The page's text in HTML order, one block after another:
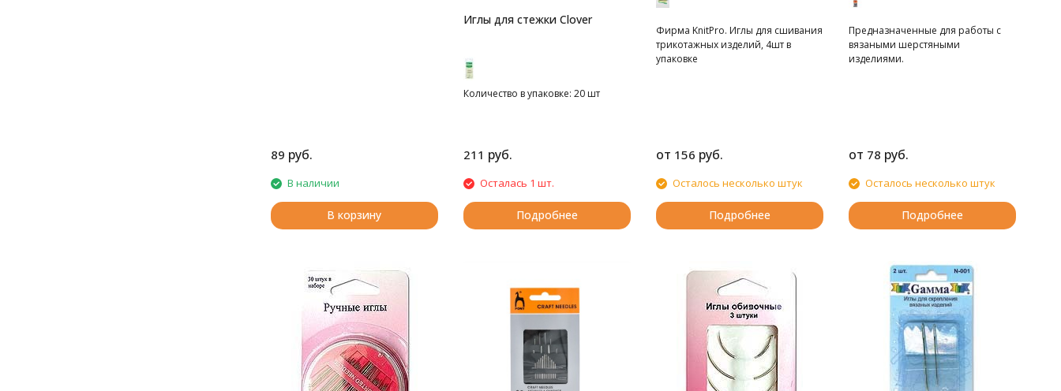
89 руб.
В наличии
В корзину
Иглы для стежки Clover
Количество в упаковке: 20 шт
211 руб.
Осталась 1 шт.
Подробнее
Фирма KnitPro. Иглы для сшивания
трикотажных изделий, 4шт в
упаковке
от 156 руб.
Осталось несколько штук
Подробнее
Предназначенные для работы с
вязаными шерстяными
изделиями.
от 78 руб.
Осталось несколько штук
Подробнее